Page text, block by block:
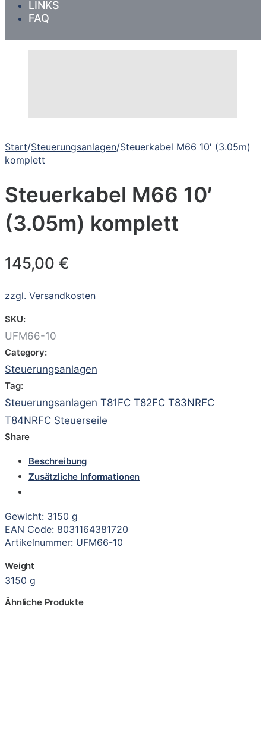
LINKS
FAQ
Start/Steuerungsanlagen/Steuerkabel M66 10′ (3.05m)
komplett
Steuerkabel M66 10′
(3.05m) komplett
145,00 €
zzgl. Versandkosten
SKU:
UFM66-10
Category:
Steuerungsanlagen
Tag:
Steuerungsanlagen T81FC T82FC T83NRFC
T84NRFC Steuerseile
Share
Beschreibung
Zusätzliche Informationen
Gewicht: 3150 g
EAN Code: 8031164381720
Artikelnummer: UFM66-10
Weight
3150 g
Ähnliche Produkte